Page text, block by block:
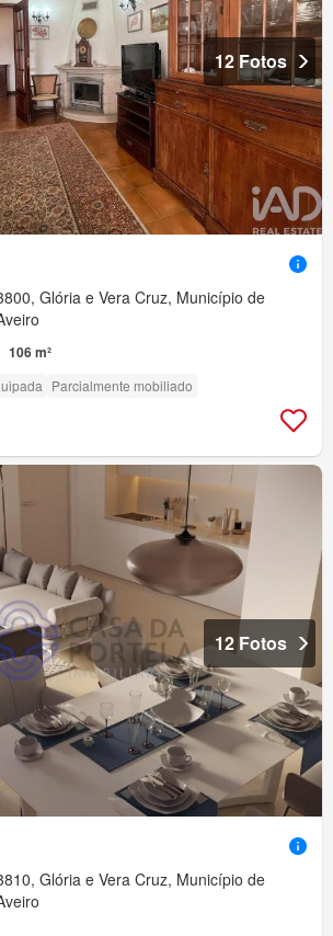
12 Fotos
Glória e Vera Cruz, Município de
106 m²
Parcialmente mobiliado
12 Fotos
Glória e Vera Cruz, Município de